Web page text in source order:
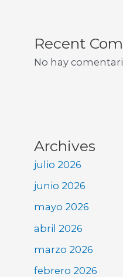
Recent
No hay
Archives
julio 2026
junio 2026
mayo 2026
abril 2026
marzo 2026
febrero 2026